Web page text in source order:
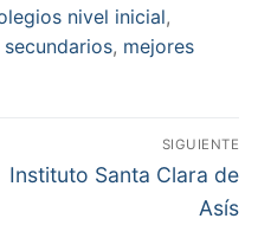
nivel inicial,
, mejores
SIGUIENTE
Entrada
Instituto Santa Clara de
Asís